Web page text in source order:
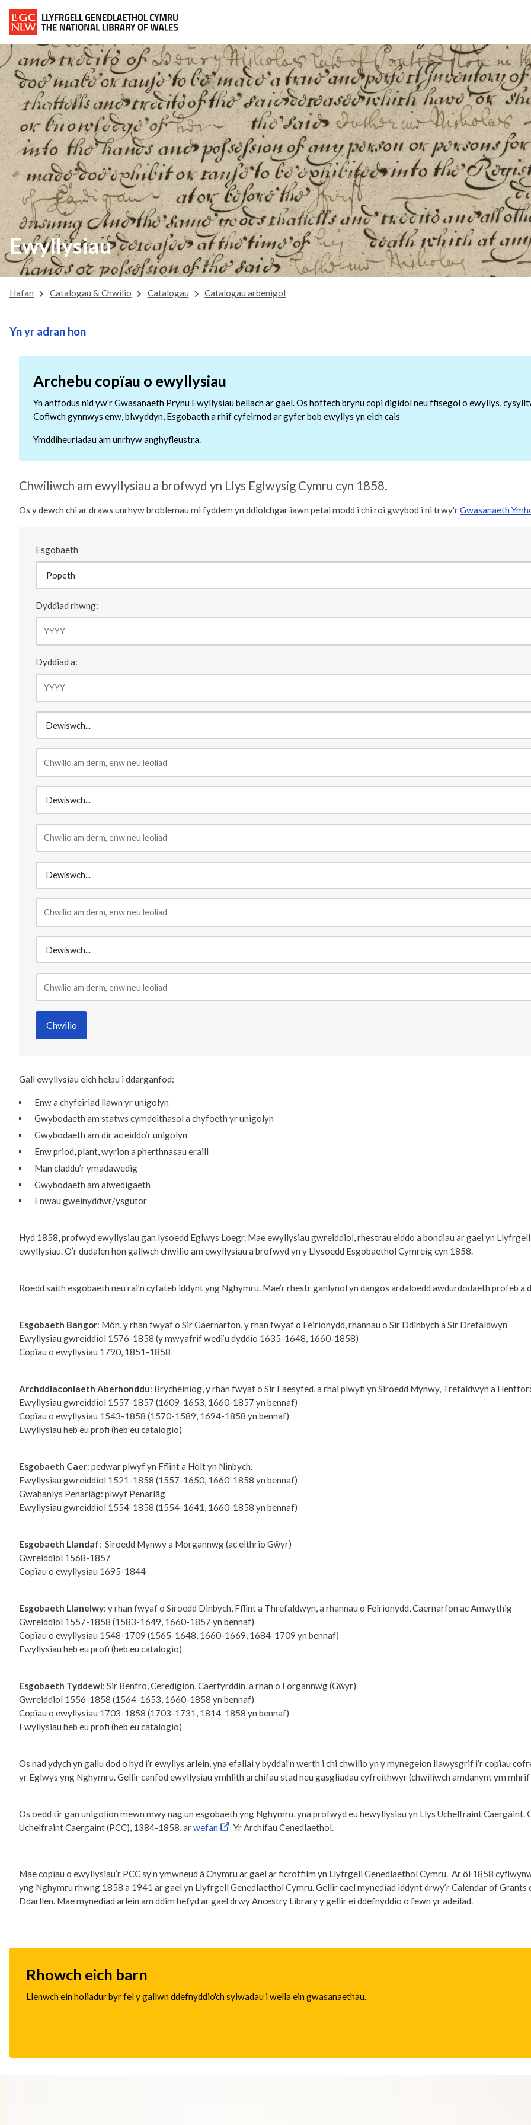
Ewyllysiau
Hafan Catalogau & Chwilio Catalogau Catalogau arbenigol
Archebu copïau o ewyllysiau
Yn anffodus nid yw'r Gwasanaeth Prynu Ewyllysiau bellach ar gael. Os hoffech brynu copi digidol neu ffisegol o ewyllys,
Cofiwch gynnwys enw, blwyddyn, Esgobaeth a rhif cyfeirnod ar gyfer bob ewyllys yn eich cais
Ymddiheuriadau am unrhyw anghyfleustra.
Chwiliwch am ewyllysiau a brofwyd yn Llys Eglwysig Cymru cyn 1858.
Os y dewch chi ar draws unrhyw broblemau mi fyddem yn ddiolchgar iawn petai modd i chi roi gwybod i ni trwy'rGwasanaeth
Esgobaeth
Dyddiad rhwng:
Dyddiad a:
Gall ewyllysiau eich helpu i ddarganfod:
Enw a chyfeiriad llawn yr unigolyn
Gwybodaeth am statws cymdeithasol a chyfoeth yr unigolyn
Gwybodaeth am dir ac eiddo’r unigolyn
Enw priod, plant, wyrion a pherthnasau eraill
Man claddu’r ymadawedig
Gwybodaeth am alwedigaeth
Enwau gweinyddwr/ysgutor
Hyd 1858, profwyd ewyllysiau gan lysoedd Eglwys Loegr. Mae ewyllysiau gwreiddiol, rhestrau eiddo a bondiau ar gael yn
ewyllysiau. O’r dudalen hon gallwch chwilio am ewyllysiau a brofwyd yn y Llysoedd Esgobaethol Cymreig cyn 1858.
Roedd saith esgobaeth neu rai’n cyfateb iddynt yng Nghymru. Mae’r rhestr ganlynol yn dangos ardaloedd awdurdodaeth profeb
Esgobaeth Bangor: Môn, y rhan fwyaf o Sir Gaernarfon, y rhan fwyaf o Feirionydd, rhannau o Sir Ddinbych a Sir Drefaldwyn
Ewyllysiau gwreiddiol 1576-1858 (y mwyafrif wedi’u dyddio 1635-1648, 1660-1858)
Copïau o ewyllysiau 1790, 1851-1858
Archddiaconiaeth Aberhonddu: Brycheiniog, y rhan fwyaf o Sir Faesyfed, a rhai plwyfi yn Siroedd Mynwy, Trefaldwyn a
Ewyllysiau gwreiddiol 1557-1857 (1609-1653, 1660-1857 yn bennaf)
Copïau o ewyllysiau 1543-1858 (1570-1589, 1694-1858 yn bennaf)
Ewyllysiau heb eu profi (heb eu catalogio)
Esgobaeth Caer: pedwar plwyf yn Fflint a Holt yn Ninbych.
Ewyllysiau gwreiddiol 1521-1858 (1557-1650, 1660-1858 yn bennaf)
Gwahanlys Penarlâg: plwyf Penarlâg
Ewyllysiau gwreiddiol 1554-1858 (1554-1641, 1660-1858 yn bennaf)
Esgobaeth Llandaf: Siroedd Mynwy a Morgannwg (ac eithrio Gŵyr)
Gwreiddiol 1568-1857
Copïau o ewyllysiau 1695-1844
Esgobaeth Llanelwy: y rhan fwyaf o Siroedd Dinbych, Fflint a Threfaldwyn, a rhannau o Feirionydd, Caernarfon ac Amwythig
Gwreiddiol 1557-1858 (1583-1649, 1660-1857 yn bennaf)
Copïau o ewyllysiau 1548-1709 (1565-1648, 1660-1669, 1684-1709 yn bennaf)
Ewyllysiau heb eu profi (heb eu catalogio)
Esgobaeth Tyddewi: Sir Benfro, Ceredigion, Caerfyrddin, a rhan o Forgannwg (Gŵyr)
Gwreiddiol 1556-1858 (1564-1653, 1660-1858 yn bennaf)
Copïau o ewyllysiau 1703-1858 (1703-1731, 1814-1858 yn bennaf)
Ewyllysiau heb eu profi (heb eu catalogio)
Os nad ydych yn gallu dod o hyd i’r ewyllys arlein, yna efallai y byddai’n werth i chi chwilio yn y mynegeion llawysgrif i’r copïau
yr Eglwys yng Nghymru. Gellir canfod ewyllysiau ymhlith archifau stad neu gasgliadau cyfreithwyr (chwiliwch amdanynt ym
Os oedd tir gan unigolion mewn mwy nag un esgobaeth yng Nghymru, yna profwyd eu hewyllysiau yn Llys Uchelfraint Caergaint.
Uchelfraint Caergaint (PCC), 1384-1858, arwefan Yr Archifau Cenedlaethol.
Mae copïau o ewyllysiau’r PCC sy’n ymwneud â Chymru ar gael ar ficroffilm yn Llyfrgell Genedlaethol Cymru. Ar ôl 1858
yng Nghymru rhwng 1858 a 1941 ar gael yn Llyfrgell Genedlaethol Cymru. Gellir cael mynediad iddynt drwy’r Calendar of
Ddarllen. Mae mynediad arlein am ddim hefyd ar gael drwy Ancestry Library y gellir ei ddefnyddio o fewn yr adeilad.
Yn yr adran hon
Rhowch eich barn
Llenwch ein holiadur byr fel y gallwn ddefnyddio'ch sylwadau i wella ein gwasanaethau.